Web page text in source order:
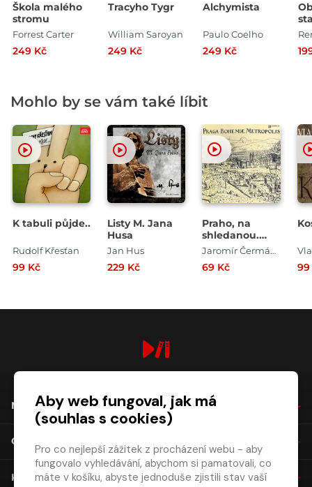
Škola malého
stromu
Forrest Carter
249 Kč
Tracyho Tygr
William Saroyan
249 Kč
Alchymista
Paulo Coelho
249 Kč
Mohlo by se vám také líbit
K tabuli půjde..
Rudolf Křesťan
99 Kč
Listy M. Jana
Husa
Jan Hus
229 Kč
Praho, na
shledanou.
Zvuková
hudbou
Jaromír Čermák , Karel Šašek
69 Kč 99
NÁKUP
O SPOLEČNOSTI
KONTAKT
Aby web fungoval, jak má
(souhlas s cookies)
Pro co nejlepší zážitek z procházení webu - aby
fungovalo vyhledávání, abychom si pamatovali, co
máte v košíku, abyste jednoduše zjistili stav vaší